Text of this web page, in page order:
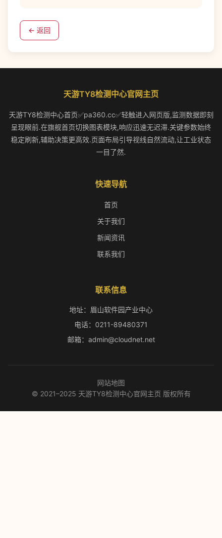
← 返回
天游TY8检测中心官网主页
天游TY8检测中心首页✅pa360.cc✅轻触进入网页版,监测数据即刻
呈现眼前.在旗舰首页切换图表模块,响应迅速无迟滞.关键参数始终
稳定刷新,辅助决策更高效.页面布局引导视线自然流动,让工业状态
一目了然.
快速导航
首页
关于我们
新闻资讯
联系我们
联系信息
地址：眉山软件园产业中心
电话：0211-89480371
邮箱：admin@cloudnet.net
网站地图
© 2021–2025 天游TY8检测中心官网主页 版权所有